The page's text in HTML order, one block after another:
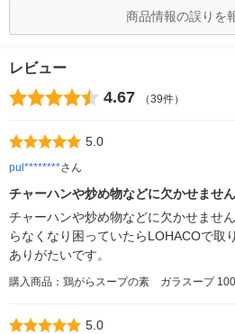
商品情報の誤りを
レビュー
4.67 （39件）
5.0
pul********さん
チャーハンや炒め物などに欠かせませ
チャーハンや炒め物などに欠かせませ
らなくなり困っていたらLOHACOで取
ありがたいです。
購入商品：鶏がらスープの素 ガラスープ
5.0